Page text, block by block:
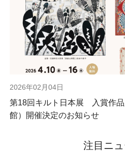
2026年02月04日
第18回キルト日本展 入賞作
館）開催決定のお知らせ
注目ニ